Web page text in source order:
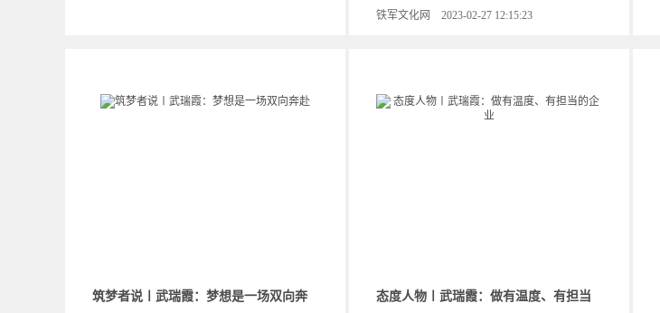
铁军文化网 2023-02-27 12:15:23
筑梦者说〡武瑞霞：梦想是一场双向奔
态度人物〡武瑞霞：做有温度、有担当